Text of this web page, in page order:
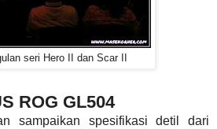
seri Hero II dan Scar II
ROG GL504
sampaikan spesifikasi detil dari